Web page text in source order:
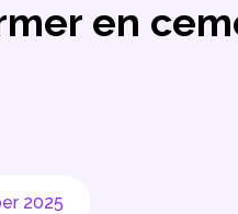
en
2025